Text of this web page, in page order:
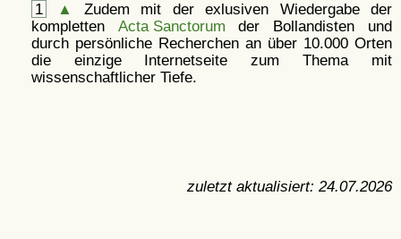
1 ▲
Zudem mit der exlusiven Wiedergabe der
kompletten Acta Sanctorum der Bollandisten und
durch persönliche Recherchen an über 10.000 Orten
die einzige Internetseite zum Thema mit
wissenschaftlicher Tiefe.
zuletzt aktualisiert: 24.07.2026